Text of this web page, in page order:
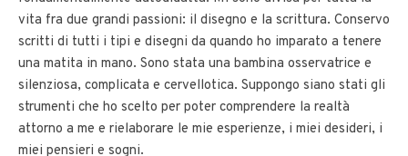
vita fra due grandi passioni: il disegno e la scrittura. Conservo
scritti di tutti i tipi e disegni da quando ho imparato a tenere
una matita in mano. Sono stata una bambina osservatrice e
silenziosa, complicata e cervellotica. Suppongo siano stati gli
strumenti che ho scelto per poter comprendere la realtà
attorno a me e rielaborare le mie esperienze, i miei desideri, i
miei pensieri e sogni.